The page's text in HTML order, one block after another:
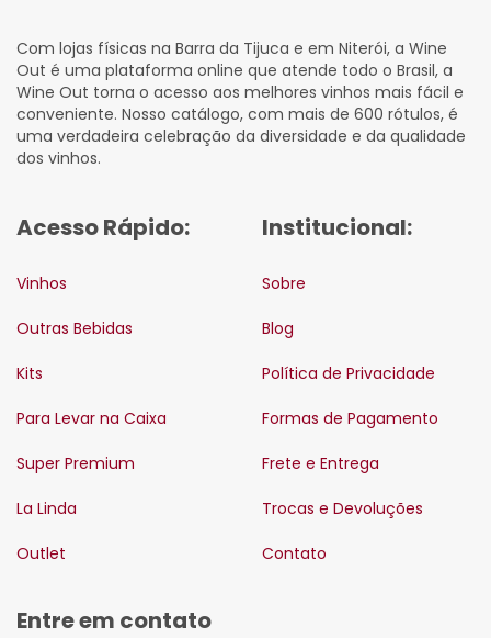
Com lojas físicas na Barra da Tijuca e em Niterói, a Wine
Out é uma plataforma online que atende todo o Brasil, a
Wine Out torna o acesso aos melhores vinhos mais fácil e
conveniente. Nosso catálogo, com mais de 600 rótulos, é
uma verdadeira celebração da diversidade e da qualidade
dos vinhos.
Acesso Rápido:
Vinhos
Outras Bebidas
Kits
Para Levar na Caixa
Super Premium
La Linda
Outlet
Institucional:
Sobre
Blog
Política de Privacidade
Formas de Pagamento
Frete e Entrega
Trocas e Devoluções
Contato
Entre em contato